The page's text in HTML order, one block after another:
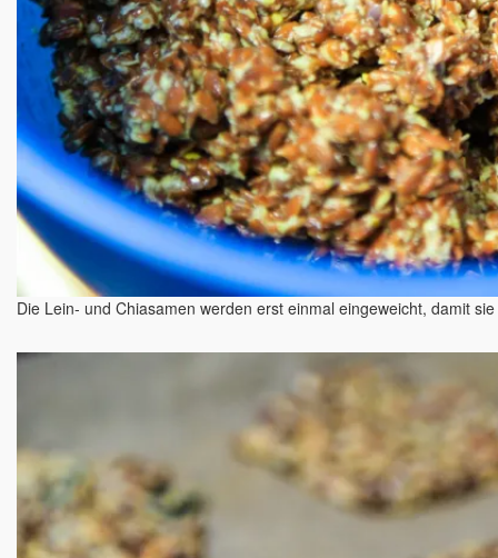
Die Lein- und Chiasamen werden erst einmal eingeweicht, damit